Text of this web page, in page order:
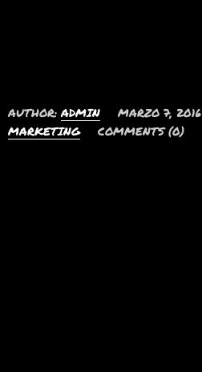
AUTHOR:ADMIN MARZO 7, 2016
MARKETING
COMMENTS (0)